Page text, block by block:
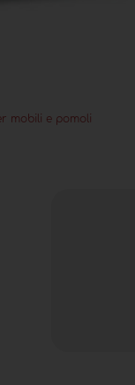
mobili e pomoli